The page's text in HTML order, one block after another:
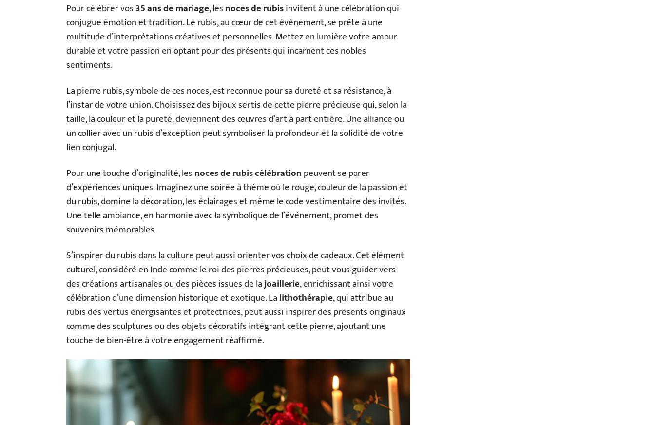
Pour célébrer vos35 ans de mariage, lesnoces de rubisinvitent à une célébration qui
conjugue émotion et tradition. Le rubis, au cœur de cet événement, se prête à une
multitude d’interprétations créatives et personnelles. Mettez en lumière votre amour
durable et votre passion en optant pour des présents qui incarnent ces nobles
sentiments.
La pierre rubis, symbole de ces noces, est reconnue pour sa dureté et sa résistance, à
l’instar de votre union. Choisissez des bijoux sertis de cette pierre précieuse qui, selon la
taille, la couleur et la pureté, deviennent des œuvres d’art à part entière. Une alliance ou
un collier avec un rubis d’exception peut symboliser la profondeur et la solidité de votre
lien conjugal.
Pour une touche d’originalité, lesnoces de rubis célébrationpeuvent se parer
d’expériences uniques. Imaginez une soirée à thème où le rouge, couleur de la passion et
du rubis, domine la décoration, les éclairages et même le code vestimentaire des invités.
Une telle ambiance, en harmonie avec la symbolique de l’événement, promet des
souvenirs mémorables.
S’inspirer du rubis dans la culture peut aussi orienter vos choix de cadeaux. Cet élément
culturel, considéré en Inde comme le roi des pierres précieuses, peut vous guider vers
des créations artisanales ou des pièces issues de lajoaillerie, enrichissant ainsi votre
célébration d’une dimension historique et exotique. Lalithothérapie, qui attribue au
rubis des vertus énergisantes et protectrices, peut aussi inspirer des présents originaux
comme des sculptures ou des objets décoratifs intégrant cette pierre, ajoutant une
touche de bien-être à votre engagement réaffirmé.